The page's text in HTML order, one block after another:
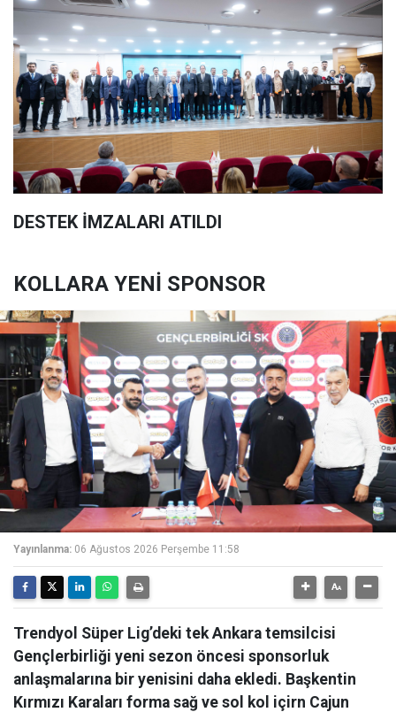
DESTEK İMZALARI ATILDI
KOLLARA YENİ SPONSOR
Yayınlanma: 06 Ağustos 2026 Perşembe 11:58
Trendyol Süper Lig’deki tek Ankara temsilcisi
Gençlerbirliği yeni sezon öncesi sponsorluk
anlaşmalarına bir yenisini daha ekledi. Başkentin
Kırmızı Karaları forma sağ ve sol kol içirn Cajun